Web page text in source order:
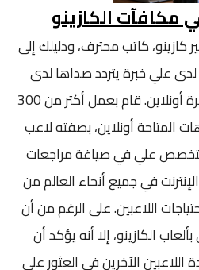
مكافآت الكازينو
كازينو، كاتب محترف، ودليلك إلى
لدى علي خبرة يتردد صداها لدى
أولئك الذين يهوون المقامرة أونلاين. قام بعمل أكثر من 300
المتاحة أونلاين، بصفته لاعب
علي في صياغة مراجعات
في جميع أنحاء العالم من
اللاعبين. على الرغم من أن
الكازينو، إلا أنه يؤكد أن
الآخرين في العثور على